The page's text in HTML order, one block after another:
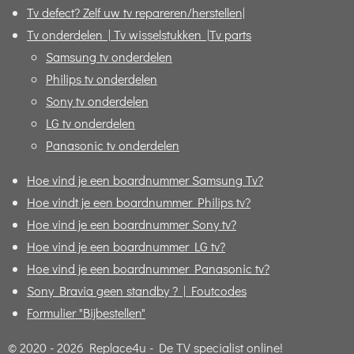
Tv defect? Zelf uw tv repareren/herstellen|
Tv onderdelen | Tv wisselstukken |Tv parts
Samsung tv onderdelen
Philips tv onderdelen
Sony tv onderdelen
LG tv onderdelen
Panasonic tv onderdelen
Hoe vind je een boardnummer Samsung Tv?
Hoe vindt je een boardnummer Philips tv?
Hoe vind je een boardnummer Sony tv?
Hoe vind je een boardnummer LG tv?
Hoe vind je een boardnummer Panasonic tv?
Sony Bravia geen standby ? | Foutcodes
Formulier "Bijbestellen"
© 2020 - 2026 Replace4u - De TV specialist online!